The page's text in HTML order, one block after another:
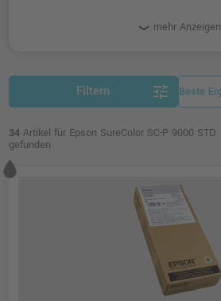
mehr Anzeigen
Filtern tune
34 Artikel für Epson SureColor SC-P 9000 STD
gefunden